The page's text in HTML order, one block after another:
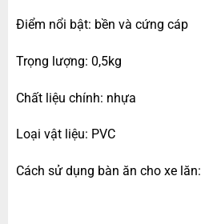
Điểm nổi bật: bền và cứng cáp
Trọng lượng: 0,5kg
Chất liệu chính: nhựa
Loại vật liệu: PVC
Cách sử dụng bàn ăn cho xe lăn: